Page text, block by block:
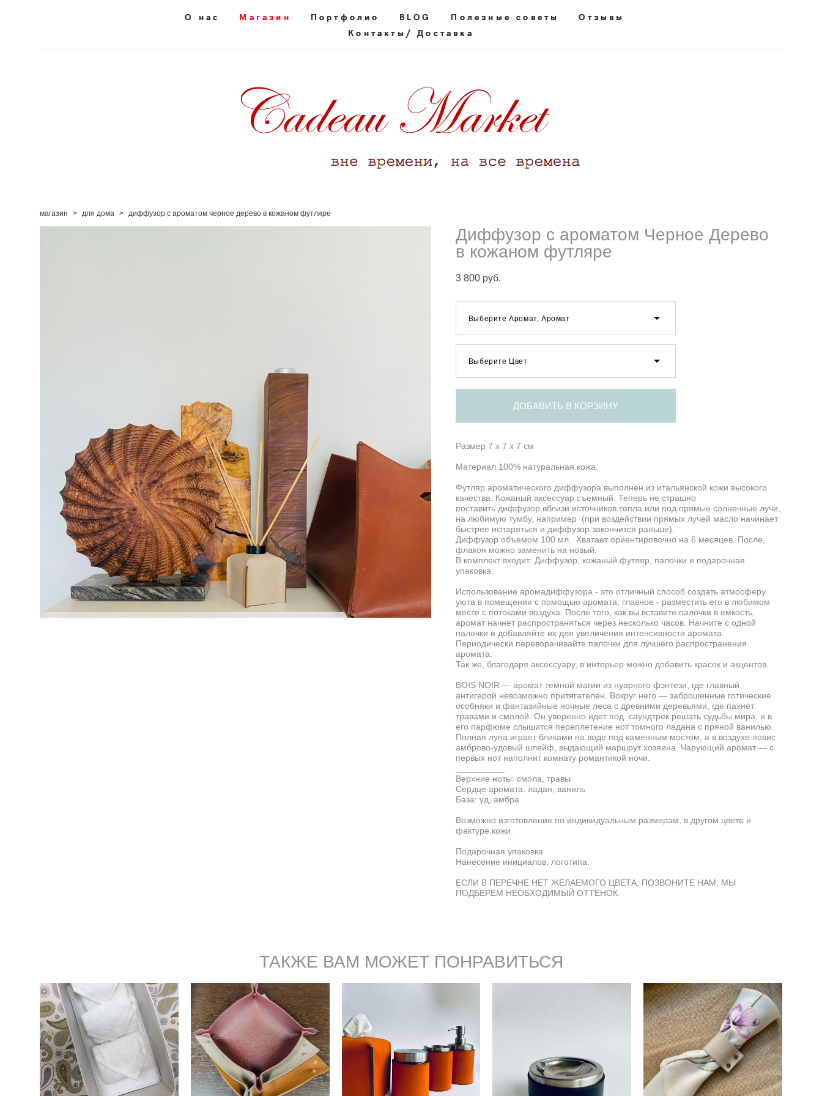
О нас Магазин Портфолио BLOG Полезные советы
Отзывы
Контакты/ Доставка
О нас Магазин Портфолио BLOG Полезные советы
Отзывы
Контакты/ Доставка
магазин > для дома > диффузор с ароматом черное дерево в кожаном футляре
Диффузор с ароматом Черное Дерево
в кожаном футляре
3 800 pуб.
Выберите Аромат, Аромат
Выберите Цвет
ДОБАВИТЬ В КОРЗИНУ
Размер 7 х 7 х 7 см
Материал 100% натуральная кожа.
Футляр ароматического диффузора выполнен из итальянской кожи высокого
качества. Кожаный аксессуар съемный. Теперь не страшно
поставить диффузор вблизи источников тепла или под прямые солнечные лучи,
на любимую тумбу, например (при воздействии прямых лучей масло начинает
быстрее испаряться и диффузор закончится раньше).
Диффузор объемом 100 мл. Хватает ориентировочно на 6 месяцев. После,
флакон можно заменить на новый.
В комплект входит: Диффузор, кожаный футляр, палочки и подарочная
упаковка.
Использование аромадиффузора - это отличный способ создать атмосферу
уюта в помещении с помощью аромата, главное - разместить его в любимом
месте с потоками воздуха. После того, как вы вставите палочки в емкость,
аромат начнет распространяться через несколько часов. Начните с одной
палочки и добавляйте их для увеличения интенсивности аромата.
Периодически переворачивайте палочки для лучшего распространения
аромата.
Так же, благодаря аксессуару, в интерьер можно добавить красок и акцентов.
BOIS NOIR — аромат темной магии из нуарного фэнтези, где главный
антигерой невозможно притягателен. Вокруг него — заброшенные готические
особняки и фантазийные ночные леса с древними деревьями, где пахнет
травами и смолой. Он уверенно идет под саундтрек решать судьбы мира, и в
его парфюме слышится переплетение нот томного ладана с пряной ванилью.
Полная луна играет бликами на воде под каменным мостом, а в воздухе повис
амброво-удовый шлейф, выдающий маршрут хозяина. Чарующий аромат — с
первых нот наполнит комнату романтикой ночи.
Верхние ноты: смола, травы
Сердце аромата: ладан, ваниль
База: уд, амбра
Возможно изготовление по индивидуальным размерам, в другом цвете и
фактуре кожи.
Подарочная упаковка
Нанесение инициалов, логотипа.
ЕСЛИ В ПЕРЕЧНЕ НЕТ ЖЕЛАЕМОГО ЦВЕТА, ПОЗВОНИТЕ НАМ, МЫ
ПОДБЕРЕМ НЕОБХОДИМЫЙ ОТТЕНОК.
ТАКЖЕ ВАМ МОЖЕТ ПОНРАВИТЬСЯ
Кожаный лоток для
ванной комнаты
8 500 pуб.
Мелочница из
натуральной кожи
4 600 pуб.
Набор для ванной
комнаты из фактурной
кожи
18 000 pуб.
5 000 pуб.
Сервировочное кольцо
для салфеток из
натуральной кожи
1 500 pуб.